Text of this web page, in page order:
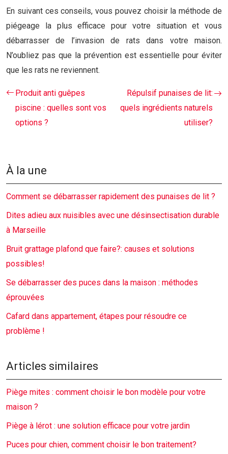
En suivant ces conseils, vous pouvez choisir la méthode de
piégeage la plus efficace pour votre situation et vous
débarrasser de l’invasion de rats dans votre maison.
N’oubliez pas que la prévention est essentielle pour éviter
que les rats ne reviennent.
Produit anti guêpes
piscine : quelles sont vos
options ?
Répulsif punaises de lit:
quels ingrédients naturels
utiliser?
À la une
Comment se débarrasser rapidement des punaises de lit ?
Dites adieu aux nuisibles avec une désinsectisation durable
à Marseille
Bruit grattage plafond que faire?: causes et solutions
possibles!
Se débarrasser des puces dans la maison : méthodes
éprouvées
Cafard dans appartement, étapes pour résoudre ce
problème !
Articles similaires
Piège mites : comment choisir le bon modèle pour votre
maison ?
Piège à lérot : une solution efficace pour votre jardin
Puces pour chien, comment choisir le bon traitement?